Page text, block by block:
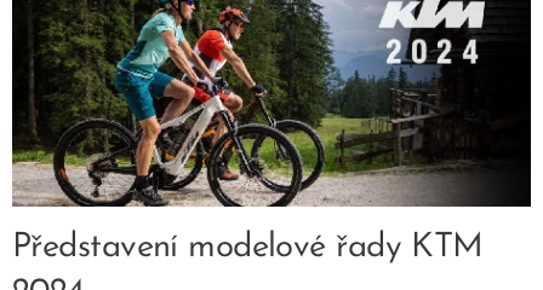
Představení modelové řady KTM